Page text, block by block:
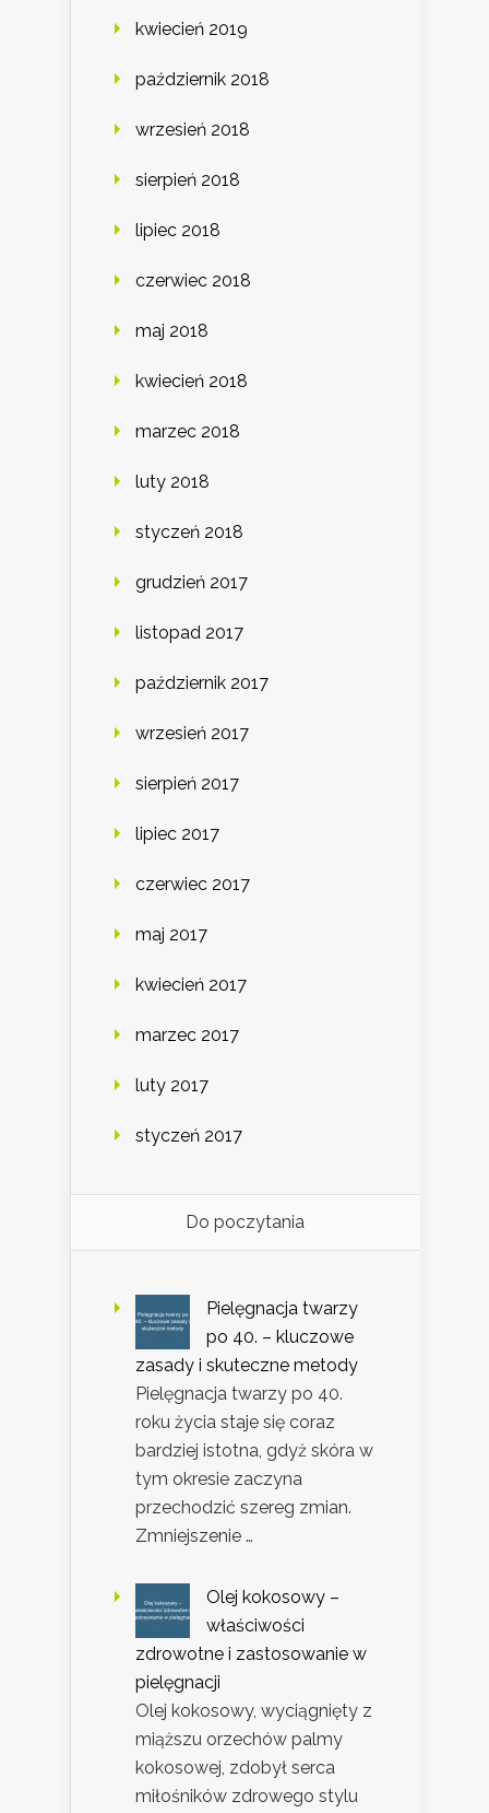
kwiecień 2019
październik 2018
wrzesień 2018
sierpień 2018
lipiec 2018
czerwiec 2018
maj 2018
kwiecień 2018
marzec 2018
luty 2018
styczeń 2018
grudzień 2017
listopad 2017
październik 2017
wrzesień 2017
sierpień 2017
lipiec 2017
czerwiec 2017
maj 2017
kwiecień 2017
marzec 2017
luty 2017
styczeń 2017
Do poczytania
Pielęgnacja twarzy
po 40. – kluczowe
zasady i skuteczne metody
Pielęgnacja twarzy po 40.
roku życia staje się coraz
bardziej istotna, gdyż skóra w
tym okresie zaczyna
przechodzić szereg zmian.
Zmniejszenie …
Olej kokosowy –
właściwości
zdrowotne i zastosowanie w
pielęgnacji
Olej kokosowy, wyciągnięty z
miąższu orzechów palmy
kokosowej, zdobył serca
miłośników zdrowego stylu